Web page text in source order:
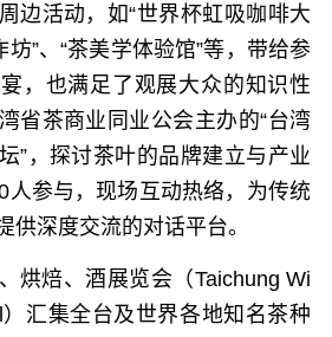
边活动，如“世界杯虹吸咖啡大
坊”、“茶美学体验馆”等，带给参
，也满足了观展大众的知识性
省茶商业同业公会主办的“台湾
”，探讨茶叶的品牌建立与产业
人参与，现场互动热络，为传统
供深度交流的对话平台。
烘焙、酒展览会（Taichung Wi
汇集全台及世界各地知名茶种